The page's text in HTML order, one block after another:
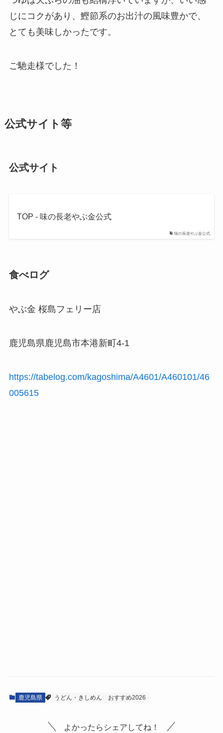
じにコクがあり、鰹節系のお出汁の風味豊かで、
とても美味しかったです。
ご馳走様でした！
公式サイト等
公式サイト
味の長老やぶ金公式
TOP - 味の長老やぶ金公式
食べログ
やぶ金 桜島フェリー店
鹿児島県鹿児島市本港新町4-1
https://tabelog.com/kagoshima/A4601/A460101/46
005615
鹿児島県 うどん・きしめん おすすめ2026
よかったらシェアしてね！